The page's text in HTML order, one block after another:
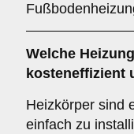
Welche
kosteneffizient
Heizkörper sind
einfach zu